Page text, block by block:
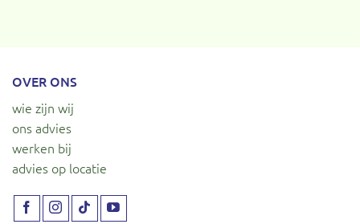
OVER ONS
wie zijn wij
ons advies
werken bij
advies op locatie